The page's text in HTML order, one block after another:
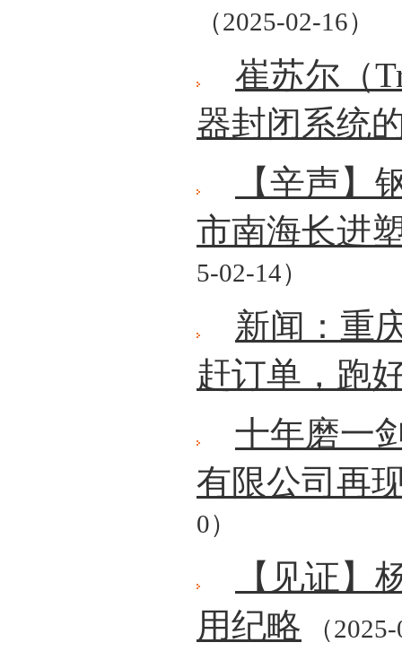
（2025-02-16）
崔苏尔（
器封闭系统
【辛声
市南海长进
5-02-14）
新闻：重
赶订单，跑
十年磨一
有限公司再
0）
【见证】
用纪略 （